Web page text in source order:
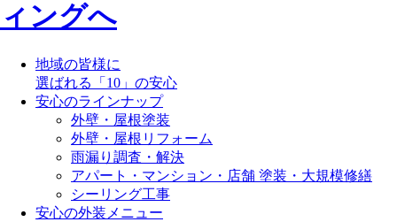
地域の皆様に
選ばれる「10」の安心
安心のラインナップ
外壁・屋根塗装
外壁・屋根リフォーム
雨漏り調査・解決
アパート・マンション・店舗 塗装・大規模修繕
シーリング工事
安心の外装メニュー